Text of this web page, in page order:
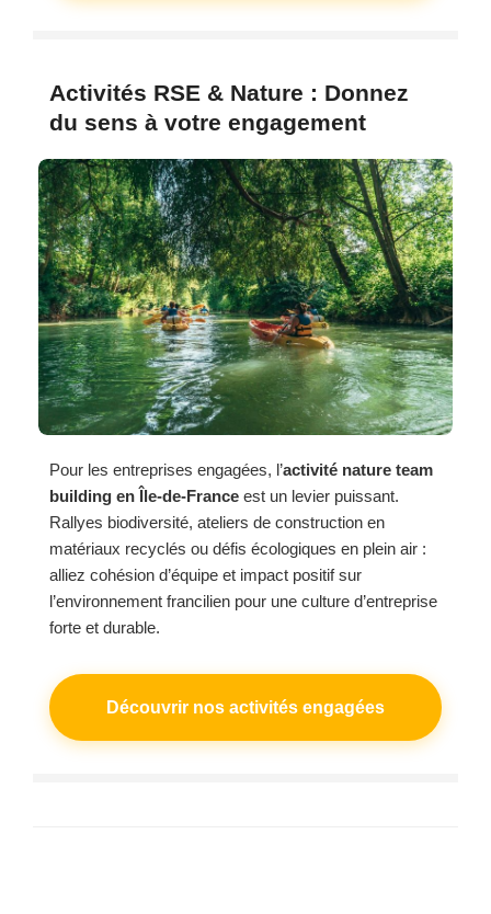
Activités RSE & Nature : Donnez
du sens à votre engagement
Pour les entreprises engagées, l’activité nature team
building en Île-de-France est un levier puissant.
Rallyes biodiversité, ateliers de construction en
matériaux recyclés ou défis écologiques en plein air :
alliez cohésion d’équipe et impact positif sur
l’environnement francilien pour une culture d’entreprise
forte et durable.
Découvrir nos activités engagées